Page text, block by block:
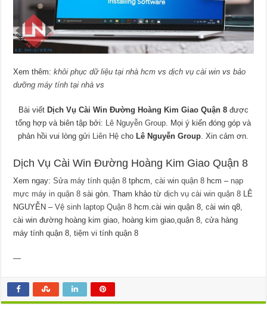
Xem thêm:khôi phục dữ liệu tại nhà hcm vsdịch vụ cài win vsbảo
dưỡng máy tính tại nhà vs
Bài viết Dịch Vụ Cài Win Đường Hoàng Kim Giao Quận 8được
tổng hợp và biên tập bởi:
Lê Nguyễn Group . Mọi ý kiến đóng góp và
phản hồi vui lòng gửi
Liên Hệ cho Lê Nguyễn Group . Xin cảm ơn.
Dịch Vụ Cài Win Đường Hoàng Kim Giao Quận 8
Xem ngay:Sửa máy tính quận 8 tphcm,cài win quận 8 hcm – nạp
mực máy in quận 8 sài gòn. Tham khảo từdịch vụ cài win quận 8 LÊ
NGUYỄN –Vệ sinh laptop Quận 8 hcm.cài win quận 8, cài win q8,
cài win đường hoàng kim giao, hoàng kim giao,quận 8, cửa hàng
máy tính quận 8, tiệm vi tính quận 8
—